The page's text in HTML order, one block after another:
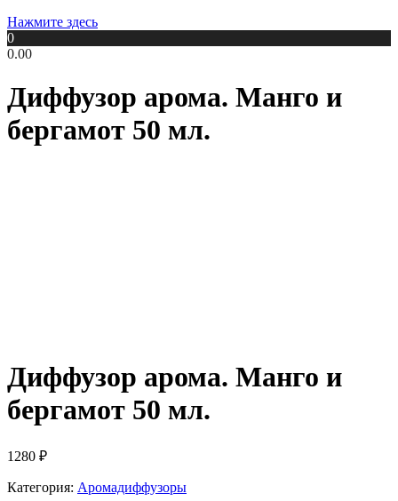
Нажмите здесь
0
0.00
Диффузор арома. Манго и
бергамот 50 мл.
Диффузор арома. Манго и
бергамот 50 мл.
1280 ₽
Категория: Аромадиффузоры